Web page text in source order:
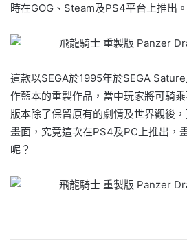
時在GOG、Steam及PS4平台上推出。
這款以SEGA於1995年於SEGA Sature
作藍本的重製作品，當中玩家將可騎
版本除了保留原有的劇情及世界觀後
畫面，究竟這次在PS4及PC上推出，
呢？